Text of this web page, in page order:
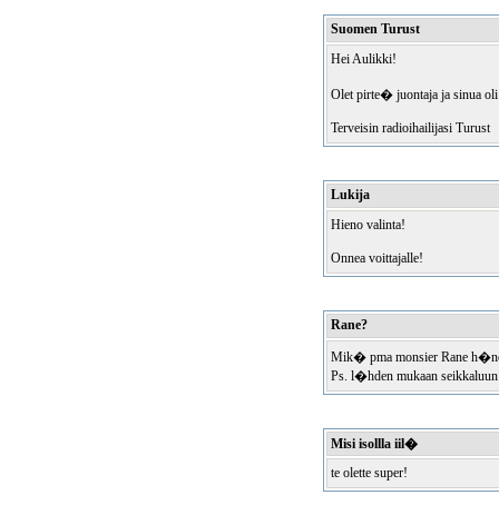
Suomen Turust
Hei Aulikki!
Olet pirte� juontaja ja sinua
Terveisin radioihailijasi Turust
Lukija
Hieno valinta!
Onnea voittajalle!
Rane?
Mik� pma monsier Rane
Ps. l�hden mukaan
Misi isollla iil�
te olette super!